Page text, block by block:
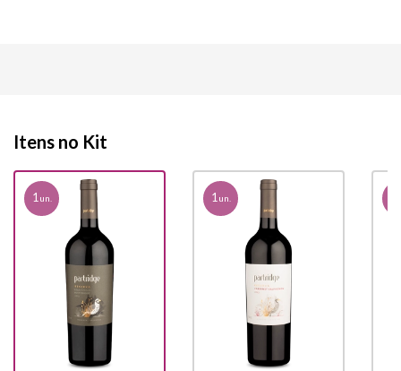
Itens no Kit
1 un. 1 un.